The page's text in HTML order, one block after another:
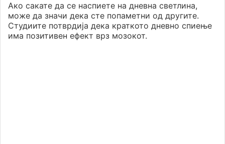
Ако сакате да се наспиете на дневна светлина,
може да значи дека сте попаметни од другите.
Студиите потврдија дека краткото дневно спиење
има позитивен ефект врз мозокот.